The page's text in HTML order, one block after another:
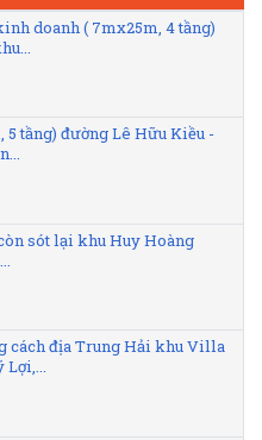
doanh ( 7mx25m, 4 tầng)
5 tầng) đường Lê Hữu Kiều -
sót lại khu Huy Hoàng
cách địa Trung Hải khu Villa
Lợi,...